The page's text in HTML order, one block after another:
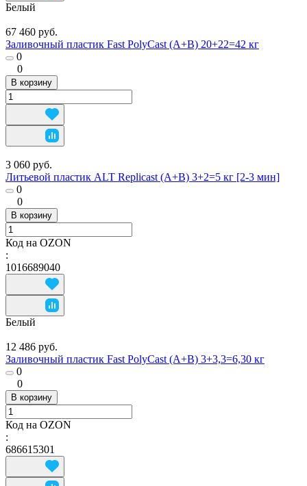
Белый
67 460 руб.
Заливочный пластик Fast PolyCast (A+B) 20+22=42 кг
0
0
В корзину
3 060 руб.
Литьевой пластик ALT Replicast (А+В) 3+2=5 кг [2-3 мин]
0
0
В корзину
Код на OZON
:
1016689040
Белый
12 486 руб.
Заливочный пластик Fast PolyCast (A+B) 3+3,3=6,30 кг
0
0
В корзину
Код на OZON
:
686615301